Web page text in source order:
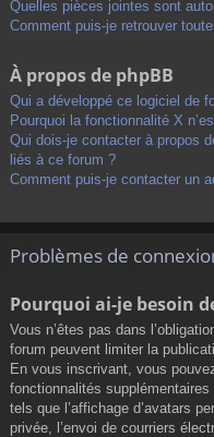
Quelles pièces jointes sont
Comment puis-je retrouver
À propos de phpBB
Qui a développé ce logiciel de
Pourquoi la fonctionnalité X
Qui dois-je contacter à propos
liés à ce forum ?
Comment puis-je contacter un
Problèmes de
Pourquoi ai-je besoin
Vous n’êtes pas dans
forum peuvent limiter la
En vous inscrivant, vous
fonctionnalités
tels que l’affichage d’avatars
privée, l’envoi de courriers